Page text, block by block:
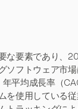
な要素であり、
ソフトウェア市
平均成長率（
を使用している